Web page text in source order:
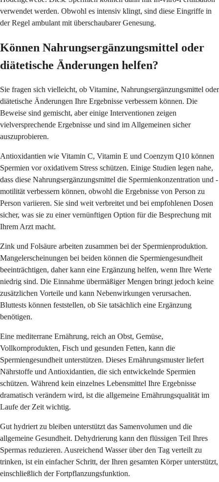
verwendet werden. Obwohl es intensiv klingt, sind diese Eingriffe in
der Regel ambulant mit überschaubarer Genesung.
Können Nahrungsergänzungsmittel oder
diätetische Änderungen helfen?
Sie fragen sich vielleicht, ob Vitamine, Nahrungsergänzungsmittel oder
diätetische Änderungen Ihre Ergebnisse verbessern können. Die
Beweise sind gemischt, aber einige Interventionen zeigen
vielversprechende Ergebnisse und sind im Allgemeinen sicher
auszuprobieren.
Antioxidantien wie Vitamin C, Vitamin E und Coenzym Q10 können
Spermien vor oxidativem Stress schützen. Einige Studien legen nahe,
dass diese Nahrungsergänzungsmittel die Spermienkonzentration und -
motilität verbessern können, obwohl die Ergebnisse von Person zu
Person variieren. Sie sind weit verbreitet und bei empfohlenen Dosen
sicher, was sie zu einer vernünftigen Option für die Besprechung mit
Ihrem Arzt macht.
Zink und Folsäure arbeiten zusammen bei der Spermienproduktion.
Mangelerscheinungen bei beiden können die Spermiengesundheit
beeinträchtigen, daher kann eine Ergänzung helfen, wenn Ihre Werte
niedrig sind. Die Einnahme übermäßiger Mengen bringt jedoch keine
zusätzlichen Vorteile und kann Nebenwirkungen verursachen.
Bluttests können feststellen, ob Sie tatsächlich eine Ergänzung
benötigen.
Eine mediterrane Ernährung, reich an Obst, Gemüse,
Vollkornprodukten, Fisch und gesunden Fetten, kann die
Spermiengesundheit unterstützen. Dieses Ernährungsmuster liefert
Nährstoffe und Antioxidantien, die sich entwickelnde Spermien
schützen. Während kein einzelnes Lebensmittel Ihre Ergebnisse
dramatisch verändern wird, ist die allgemeine Ernährungsqualität im
Laufe der Zeit wichtig.
Gut hydriert zu bleiben unterstützt das Samenvolumen und die
allgemeine Gesundheit. Dehydrierung kann den flüssigen Teil Ihres
Spermas reduzieren. Ausreichend Wasser über den Tag verteilt zu
trinken, ist ein einfacher Schritt, der Ihren gesamten Körper unterstützt,
einschließlich der Fortpflanzungsfunktion.